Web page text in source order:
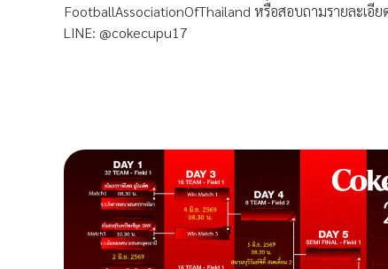
FootballAssociationOfThailand หรือสอบถามรายละเอีย
LINE: @cokecupu17